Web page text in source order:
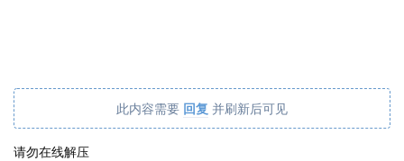
此内容需要 回复 并刷新后可见
请勿在线解压